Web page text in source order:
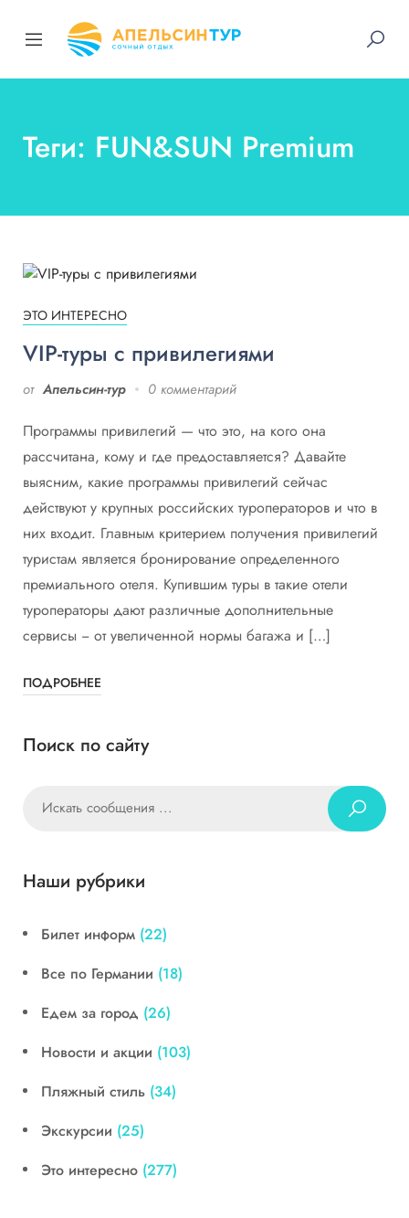
Теги: FUN&SUN Premium
ЭТО ИНТЕРЕСНО
VIP-туры с привилегиями
от Апельсин-тур 0 комментарий
Программы привилегий — что это, на кого она
рассчитана, кому и где предоставляется? Давайте
выясним, какие программы привилегий сейчас
действуют у крупных российских туроператоров и что в
них входит. Главным критерием получения привилегий
туристам является бронирование определенного
премиального отеля. Купившим туры в такие отели
туроператоры дают различные дополнительные
сервисы − от увеличенной нормы багажа и […]
ПОДРОБНЕЕ
Поиск по сайту
Наши рубрики
Билет информ (22)
Все по Германии (18)
Едем за город (26)
Новости и акции (103)
Пляжный стиль (34)
Экскурсии (25)
Это интересно (277)